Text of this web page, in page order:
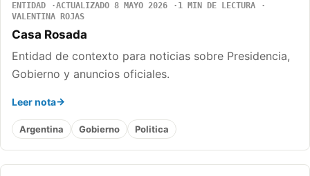
ENTIDAD ACTUALIZADO 8 MAYO 2026
1 MIN DE LECTURA
VALENTINA ROJAS
Casa Rosada
Entidad de contexto para noticias sobre Presidencia,
Gobierno y anuncios oficiales.
Leer nota
Argentina Gobierno Politica